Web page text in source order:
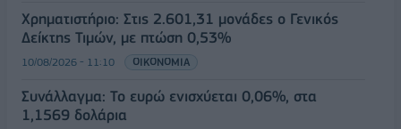
Χρηματιστήριο: Στις 2.601,31 μονάδες ο Γενικός
Δείκτης Τιμών, με πτώση 0,53%
10/08/2026 - 11:10 ΟΙΚΟΝΟΜΙΑ
Συνάλλαγμα: Το ευρώ ενισχύεται 0,06%, στα
1,1569 δολάρια